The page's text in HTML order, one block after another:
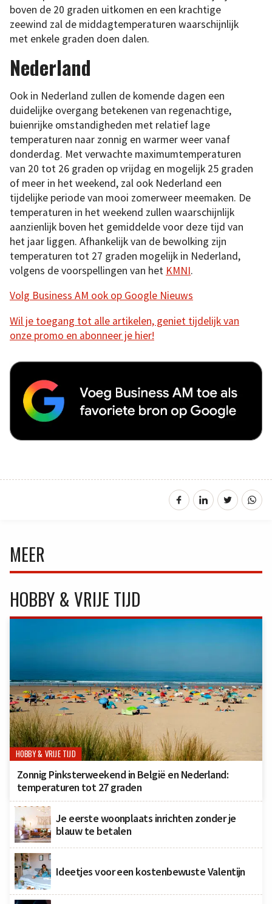
boven de 20 graden uitkomen en een krachtige
zeewind zal de middagtemperaturen waarschijnlijk
met enkele graden doen dalen.
Nederland
Ook in Nederland zullen de komende dagen een
duidelijke overgang betekenen van regenachtige,
buienrijke omstandigheden met relatief lage
temperaturen naar zonnig en warmer weer vanaf
donderdag. Met verwachte maximumtemperaturen
van 20 tot 26 graden op vrijdag en mogelijk 25 graden
of meer in het weekend, zal ook Nederland een
tijdelijke periode van mooi zomerweer meemaken. De
temperaturen in het weekend zullen waarschijnlijk
aanzienlijk boven het gemiddelde voor deze tijd van
het jaar liggen. Afhankelijk van de bewolking zijn
temperaturen tot 27 graden mogelijk in Nederland,
volgens de voorspellingen van het KMNI.
Volg Business AM ook op Google Nieuws
Wil je toegang tot alle artikelen, geniet tijdelijk van
onze promo en abonneer je hier!
MEER
HOBBY & VRIJE TIJD
HOBBY & VRIJE TIJD
Zonnig Pinksterweekend in België en Nederland:
temperaturen tot 27 graden
Je eerste woonplaats inrichten zonder je
blauw te betalen
Ideetjes voor een kostenbewuste Valentijn